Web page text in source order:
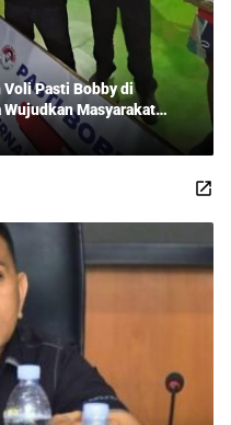
Pasti Bobby di
Masyarakat
Penonton!